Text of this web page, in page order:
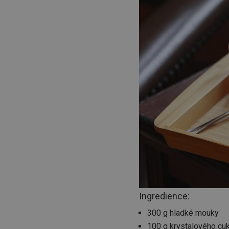
Ingredience:
300 g hladké mouky
100 g krystalového